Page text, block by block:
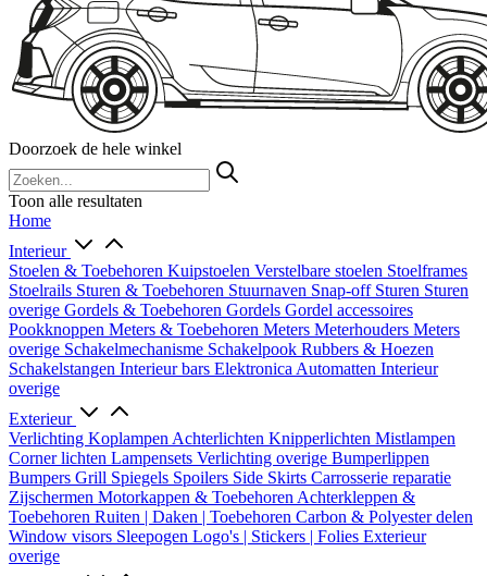
Doorzoek de hele winkel
Toon alle resultaten
Home
Interieur
Stoelen & Toebehoren Kuipstoelen Verstelbare stoelen Stoelframes
Stoelrails Sturen & Toebehoren Stuurnaven Snap-off Sturen Sturen
overige Gordels & Toebehoren Gordels Gordel accessoires
Pookknoppen Meters & Toebehoren Meters Meterhouders Meters
overige Schakelmechanisme Schakelpook Rubbers & Hoezen
Schakelstangen Interieur bars Elektronica Automatten Interieur
overige
Exterieur
Verlichting Koplampen Achterlichten Knipperlichten Mistlampen
Corner lichten Lampensets Verlichting overige Bumperlippen
Bumpers Grill Spiegels Spoilers Side Skirts Carrosserie reparatie
Zijschermen Motorkappen & Toebehoren Achterkleppen &
Toebehoren Ruiten | Daken | Toebehoren Carbon & Polyester delen
Window visors Sleepogen Logo's | Stickers | Folies Exterieur
overige